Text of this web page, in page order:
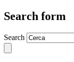
Search form
Search